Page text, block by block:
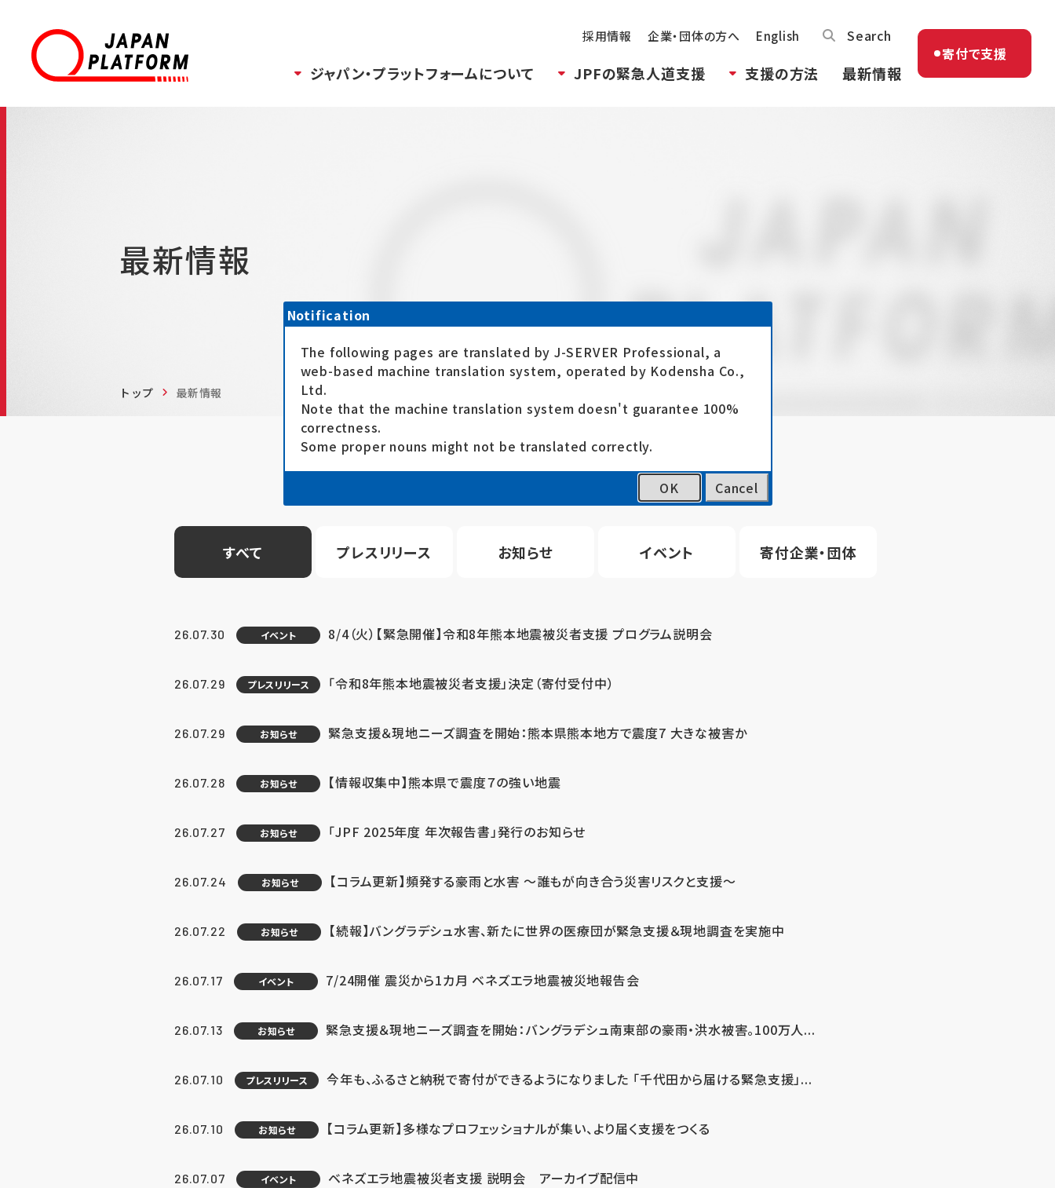
採用情報 企業・団体の方へ English Search
ジャパン・プラットフォームについて JPFの緊急人道支援 支援の方法 最新情報
寄付で支援
最新情報
トップ 最新情報
すべて プレスリリース お知らせ イベント 寄付企業・団体
26.07.30 イベント 8/4（火）【緊急開催】令和8年熊本地震被災者支援 プログラム説明会
26.07.29 プレスリリース 「令和8年熊本地震被災者支援」決定（寄付受付中）
26.07.29 お知らせ 緊急支援＆現地ニーズ調査を開始：熊本県熊本地方で震度7 大きな被害か
26.07.28 お知らせ 【情報収集中】熊本県で震度７の強い地震
26.07.27 お知らせ 「JPF 2025年度 年次報告書」発行のお知らせ
26.07.24 お知らせ 【コラム更新】頻発する豪雨と水害 ～誰もが向き合う災害リスクと支援～
26.07.22 お知らせ 【続報】バングラデシュ水害、新たに世界の医療団が緊急支援＆現地調査を実施中
26.07.17 イベント 7/24開催 震災から1カ月 ベネズエラ地震被災地報告会
26.07.13 お知らせ 緊急支援＆現地ニーズ調査を開始：バングラデシュ南東部の豪雨・洪水被害。100万人...
26.07.10 プレスリリース 今年も、ふるさと納税で寄付ができるようになりました 「千代田から届ける緊急支援」...
26.07.10 お知らせ 【コラム更新】多様なプロフェッショナルが集い、より届く支援をつくる
26.07.07 イベント ベネズエラ地震被災者支援 説明会 アーカイブ配信中
Notification
The following pages are translated by J-SERVER Professional, a
web-based machine translation system, operated by Kodensha Co.,
Ltd.
Note that the machine translation system doesn't guarantee 100%
correctness.
Some proper nouns might not be translated correctly.
OK Cancel